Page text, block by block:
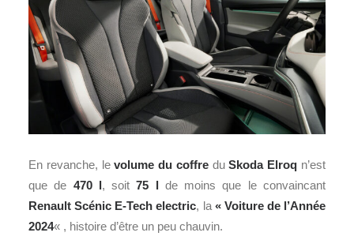
En revanche, levolume du coffreduSkoda Elroq n’est
que de 470 l, soit75 l de moins que le convaincant
Renault Scénic E-Tech electric, la « Voiture de l’Année
2024« , histoire d’être un peu chauvin.